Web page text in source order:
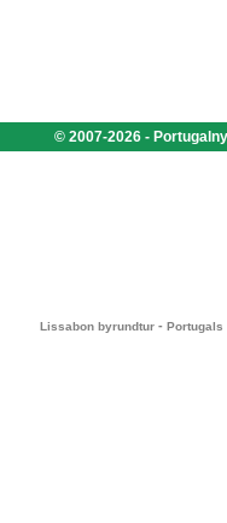
© 2007-2026 -
Lissabon byrundtur - Portugals